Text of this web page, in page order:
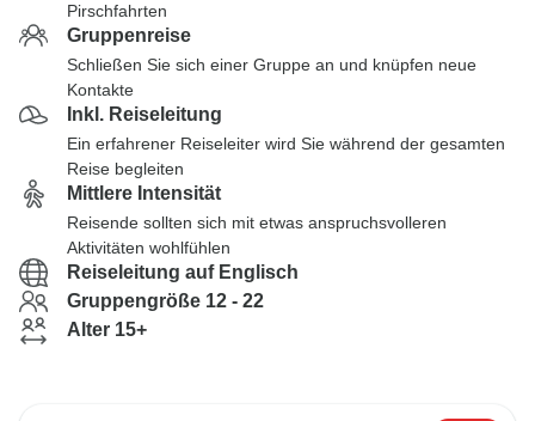
Pirschfahrten
Gruppenreise
Schließen Sie sich einer Gruppe an und knüpfen neue
Kontakte
Inkl. Reiseleitung
Ein erfahrener Reiseleiter wird Sie während der gesamten
Reise begleiten
Mittlere Intensität
Reisende sollten sich mit etwas anspruchsvolleren
Aktivitäten wohlfühlen
Reiseleitung auf Englisch
Gruppengröße 12 - 22
Alter 15+